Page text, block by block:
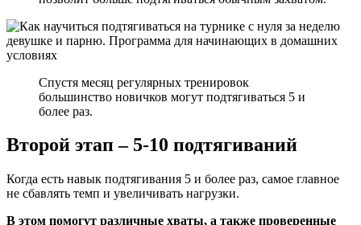
Спустя месяц регулярных тренировок
большинство новичков могут подтягиваться 5 и
более раз.
Второй этап – 5-10 подтягиваний
Когда есть навык подтягивания 5 и более раз, самое главное
не сбавлять темп и увеличивать нагрузки.
В этом помогут различные хваты, а также проверенные